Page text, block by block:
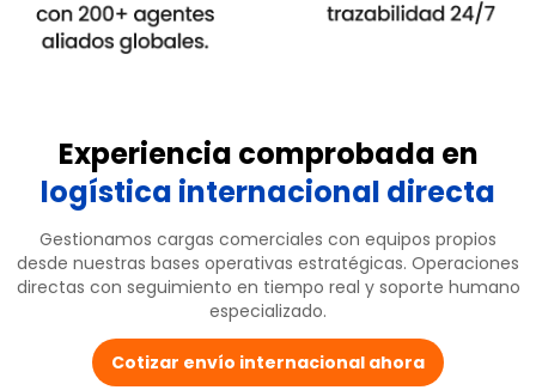
Experiencia comprobada en
logística internacional directa
Gestionamos cargas comerciales con equipos propios
desde nuestras bases operativas estratégicas. Operaciones
directas con seguimiento en tiempo real y soporte humano
especializado.
Cotizar envío internacional ahora